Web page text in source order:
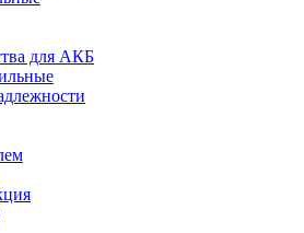
для АКБ